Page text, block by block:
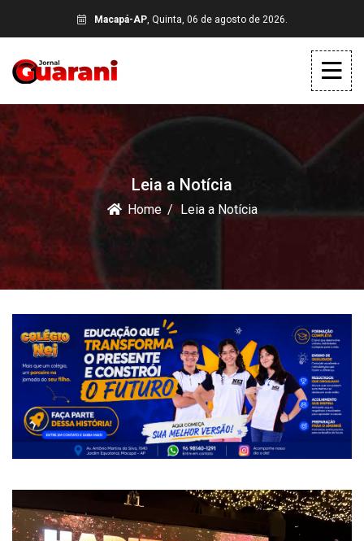
Macapá-AP, Quinta, 06 de agosto de 2026.
Leia a Notícia
Home Leia a Notícia